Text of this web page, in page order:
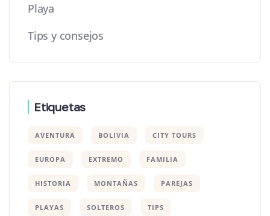
Playa
Tips y consejos
Etiquetas
AVENTURA BOLIVIA CITY TOURS
EUROPA EXTREMO FAMILIA
HISTORIA MONTAÑAS PAREJAS
PLAYAS SOLTEROS TIPS